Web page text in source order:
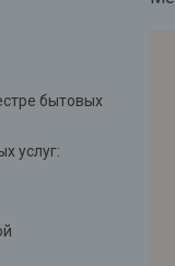
бытовых
услуг: